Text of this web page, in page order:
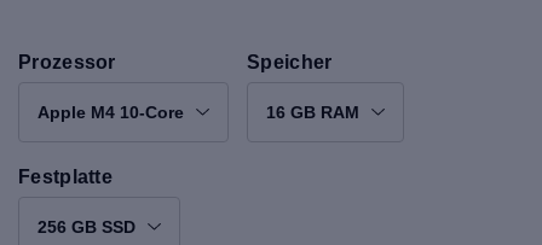
Prozessor
Apple M4 10-Core
Speicher
16 GB RAM
Festplatte
256 GB SSD